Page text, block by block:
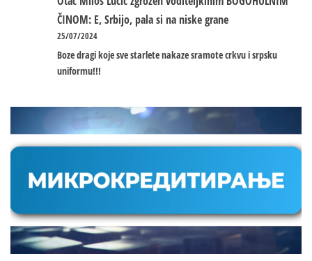
ČINOM: E, Srbijo, pala si na niske grane
25/07/2024
Boze dragi koje sve starlete nakaze sramote crkvu i srpsku
uniformu!!!